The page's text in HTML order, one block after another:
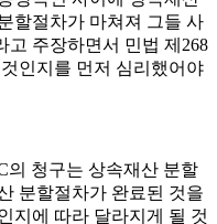
할절차가 마쳐져 그들 사
고 주장하면서 민법 제268
인지를 먼저 심리했어야
의 청구는 상속재산 분할
분할절차가 완료된 것을
지에 따라 달라지게 될 것